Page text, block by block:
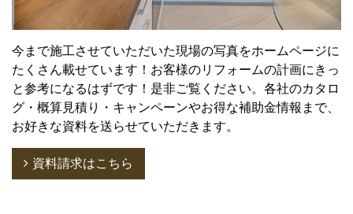
今まで施工させていただいた現場の写真をホームページに
たくさん載せています！お客様のリフォームの計画にきっ
と参考になるはずです！是非ご覧ください。各社のカタロ
グ・概算見積り・キャンペーンやお得な補助金情報まで、
お好きな資料を送らせていただきます。
資料請求はこちら